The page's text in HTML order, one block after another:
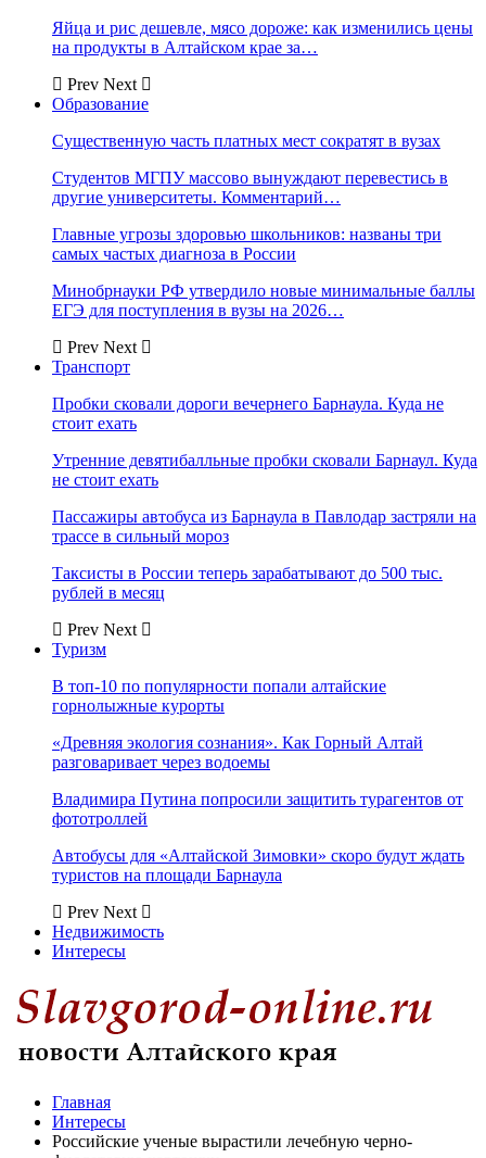
Яйца и рис дешевле, мясо дороже: как изменились цены
на продукты в Алтайском крае за…
Prev Next
Образование
Существенную часть платных мест сократят в вузах
Студентов МГПУ массово вынуждают перевестись в
другие университеты. Комментарий…
Главные угрозы здоровью школьников: названы три
самых частых диагноза в России
Минобрнауки РФ утвердило новые минимальные баллы
ЕГЭ для поступления в вузы на 2026…
Prev Next
Транспорт
Пробки сковали дороги вечернего Барнаула. Куда не
стоит ехать
Утренние девятибалльные пробки сковали Барнаул. Куда
не стоит ехать
Пассажиры автобуса из Барнаула в Павлодар застряли на
трассе в сильный мороз
Таксисты в России теперь зарабатывают до 500 тыс.
рублей в месяц
Prev Next
Туризм
В топ-10 по популярности попали алтайские
горнолыжные курорты
«Древняя экология сознания». Как Горный Алтай
разговаривает через водоемы
Владимира Путина попросили защитить турагентов от
фототроллей
Автобусы для «Алтайской Зимовки» скоро будут ждать
туристов на площади Барнаула
Prev Next
Недвижимость
Интересы
Главная
Интересы
Российские ученые вырастили лечебную черно-